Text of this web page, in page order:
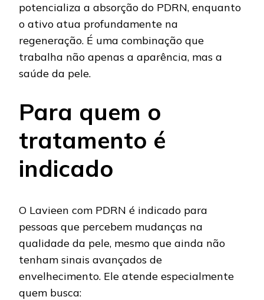
potencializa a absorção do PDRN, enquanto
o ativo atua profundamente na
regeneração. É uma combinação que
trabalha não apenas a aparência, mas a
saúde da pele.
Para quem o
tratamento é
indicado
O Lavieen com PDRN é indicado para
pessoas que percebem mudanças na
qualidade da pele, mesmo que ainda não
tenham sinais avançados de
envelhecimento. Ele atende especialmente
quem busca: